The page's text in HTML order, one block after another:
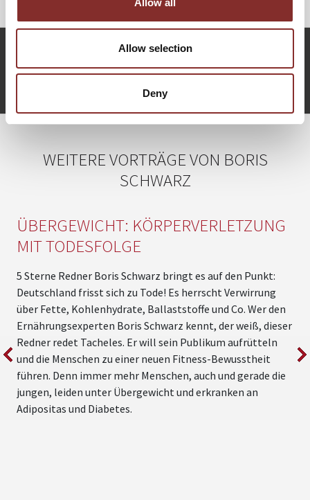
Allow all
Allow selection
Deny
b.schwarz@5-sterne-redner.de
+49 (0)821 790040-10
Boris Schwarz anfragen
WEITERE VORTRÄGE VON BORIS
SCHWARZ
ÜBERGEWICHT: KÖRPERVERLETZUNG
MIT TODESFOLGE
5 Sterne Redner Boris Schwarz bringt es auf den Punkt:
Deutschland frisst sich zu Tode! Es herrscht Verwirrung
über Fette, Kohlenhydrate, Ballaststoffe und Co. Wer den
Ernährungsexperten Boris Schwarz kennt, der weiß, dieser
Redner redet Tacheles. Er will sein Publikum aufrütteln
und die Menschen zu einer neuen Fitness-Bewusstheit
führen. Denn immer mehr Menschen, auch und gerade die
jungen, leiden unter Übergewicht und erkranken an
Adipositas und Diabetes.